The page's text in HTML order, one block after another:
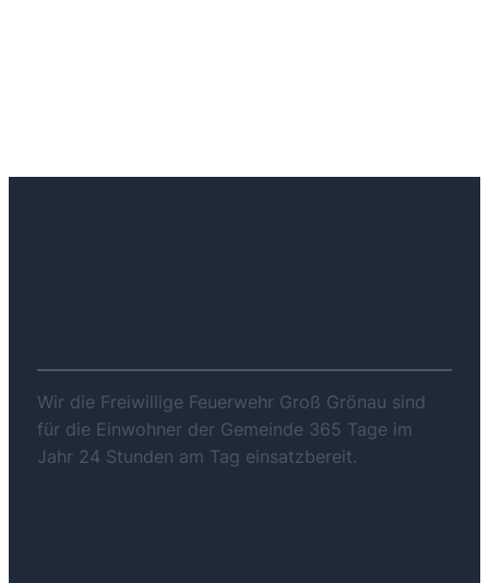
Wir die Freiwillige Feuerwehr Groß Grönau sind
für die Einwohner der Gemeinde 365 Tage im
Jahr 24 Stunden am Tag einsatzbereit.